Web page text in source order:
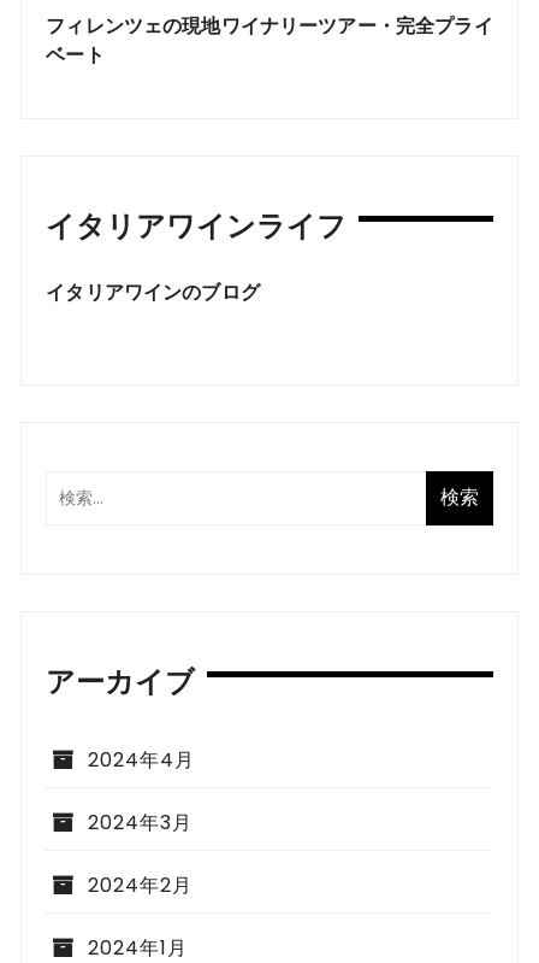
フィレンツェの現地ワイナリーツアー・完全プライ
ベート
イタリアワインライフ
イタリアワインのブログ
アーカイブ
2024年4月
2024年3月
2024年2月
2024年1月